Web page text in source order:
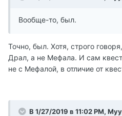
Вообще-то, был.
Точно, был. Хотя, строго
Драл, а не Мефала. И сам
не с Мефалой, в отличие от
В 1/27/2019 в 11:02 PM,